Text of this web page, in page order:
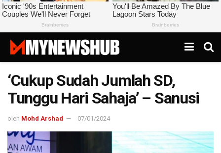
‘Cukup Sudah Jumlah SD,
Tunggu Hari Sahaja’ – Sanusi
oleh Mohd Arshad 07/01/2024